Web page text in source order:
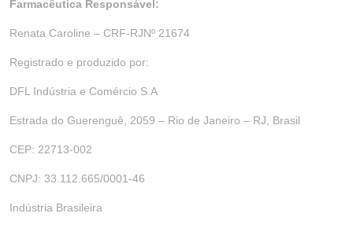
Farmacêutica Responsável:
Renata Caroline – CRF-RJNº 21674
Registrado e produzido por:
DFL Indústria e Comércio S.A
Estrada do Guerenguê, 2059 – Rio de Janeiro – RJ, Brasil
CEP: 22713-002
CNPJ: 33.112.665/0001-46
Indústria Brasileira